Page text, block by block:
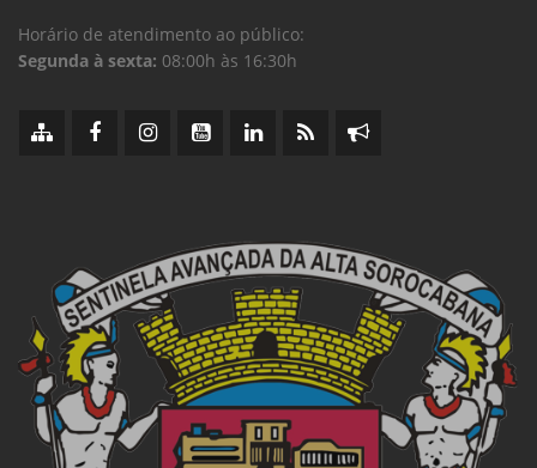
Horário de atendimento ao público:
Segunda à sexta: 08:00h às 16:30h